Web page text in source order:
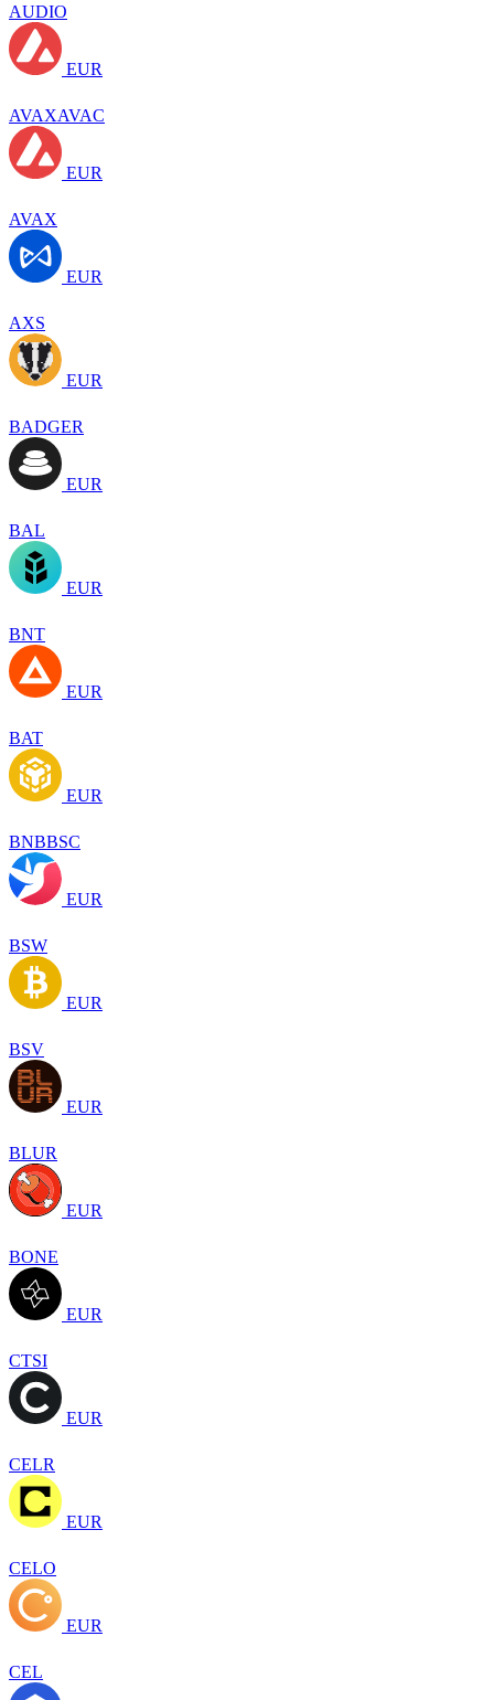
AUDIO
EUR
AVAXAVAC
EUR
AVAX
EUR
AXS
EUR
BADGER
EUR
BAL
EUR
BNT
EUR
BAT
EUR
BNBBSC
EUR
BSW
EUR
BSV
EUR
BLUR
EUR
BONE
EUR
CTSI
EUR
CELR
EUR
CELO
EUR
CEL